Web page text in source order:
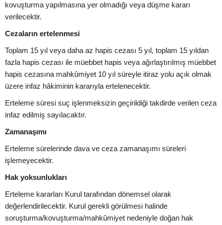
kovuşturma yapılmasına yer olmadığı veya düşme kararı
verilecektir.
Cezaların ertelenmesi
Toplam 15 yıl veya daha az hapis cezası 5 yıl, toplam 15 yıldan
fazla hapis cezası ile müebbet hapis veya ağırlaştırılmış müebbet
hapis cezasına mahkûmiyet 10 yıl süreyle itiraz yolu açık olmak
üzere infaz hâkiminin kararıyla ertelenecektir.
Erteleme süresi suç işlenmeksizin geçirildiği takdirde verilen ceza
infaz edilmiş sayılacaktır.
Zamanaşımı
Erteleme sürelerinde dava ve ceza zamanaşımı süreleri
işlemeyecektir.
Hak yoksunlukları
Erteleme kararları Kurul tarafından dönemsel olarak
değerlendirilecektir. Kurul gerekli görülmesi halinde
soruşturma/kovuşturma/mahkûmiyet nedeniyle doğan hak